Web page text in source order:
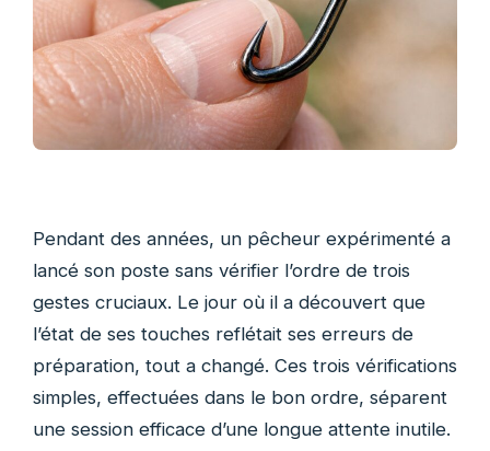
Pendant des années, un pêcheur expérimenté a
lancé son poste sans vérifier l’ordre de trois
gestes cruciaux. Le jour où il a découvert que
l’état de ses touches reflétait ses erreurs de
préparation, tout a changé. Ces trois vérifications
simples, effectuées dans le bon ordre, séparent
une session efficace d’une longue attente inutile.